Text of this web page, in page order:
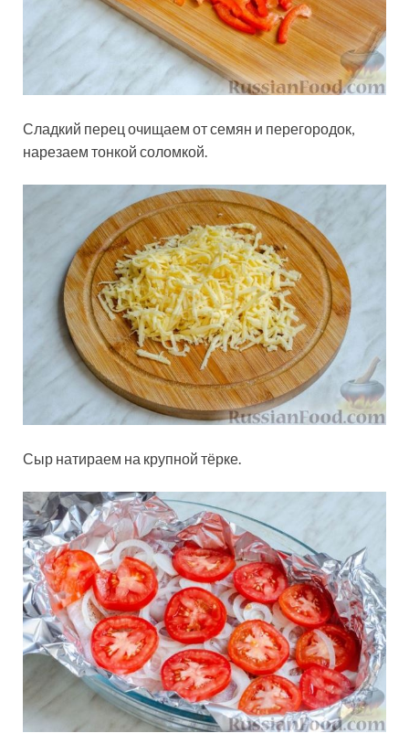
Сладкий перец очищаем от семян и перегородок,
нарезаем тонкой соломкой.
Сыр натираем на крупной тёрке.